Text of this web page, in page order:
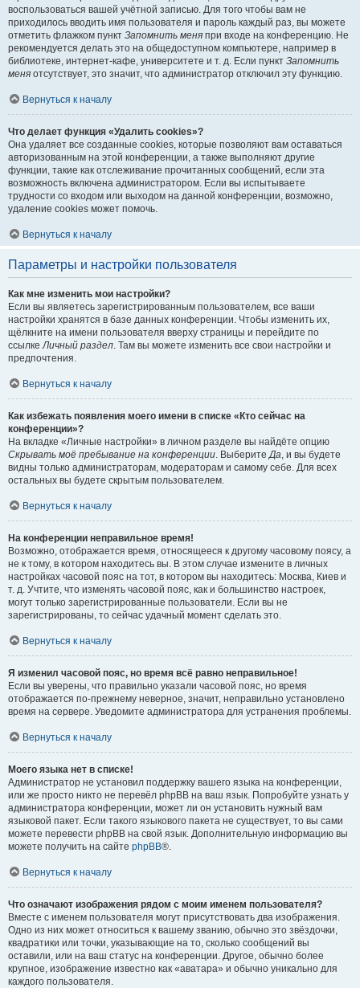
воспользоваться вашей учётной записью. Для того чтобы вам не
приходилось вводить имя пользователя и пароль каждый раз, вы можете
отметить флажком пункт Запомнить меня при входе на конференцию. Не
рекомендуется делать это на общедоступном компьютере, например в
библиотеке, интернет-кафе, университете и т. д. Если пункт Запомнить
меня отсутствует, это значит, что администратор отключил эту функцию.
Вернуться к началу
Что делает функция «Удалить cookies»?
Она удаляет все созданные cookies, которые позволяют вам оставаться
авторизованным на этой конференции, а также выполняют другие
функции, такие как отслеживание прочитанных сообщений, если эта
возможность включена администратором. Если вы испытываете
трудности со входом или выходом на данной конференции, возможно,
удаление cookies может помочь.
Вернуться к началу
Параметры и настройки пользователя
Как мне изменить мои настройки?
Если вы являетесь зарегистрированным пользователем, все ваши
настройки хранятся в базе данных конференции. Чтобы изменить их,
щёлкните на имени пользователя вверху страницы и перейдите по
ссылкеЛичный раздел. Там вы можете изменить все свои настройки и
предпочтения.
Вернуться к началу
Как избежать появления моего имени в списке «Кто сейчас на
конференции»?
На вкладке «Личные настройки» в личном разделе вы найдёте опцию
Скрывать моё пребывание на конференции. ВыберитеДа, и вы будете
видны только администраторам, модераторам и самому себе. Для всех
остальных вы будете скрытым пользователем.
Вернуться к началу
На конференции неправильное время!
Возможно, отображается время, относящееся к другому часовому поясу, а
не к тому, в котором находитесь вы. В этом случае измените в личных
настройках часовой пояс на тот, в котором вы находитесь: Москва, Киев и
т. д. Учтите, что изменять часовой пояс, как и большинство настроек,
могут только зарегистрированные пользователи. Если вы не
зарегистрированы, то сейчас удачный момент сделать это.
Вернуться к началу
Я изменил часовой пояс, но время всё равно неправильное!
Если вы уверены, что правильно указали часовой пояс, но время
отображается по-прежнему неверное, значит, неправильно установлено
время на сервере. Уведомите администратора для устранения проблемы.
Вернуться к началу
Моего языка нет в списке!
Администратор не установил поддержку вашего языка на конференции,
или же просто никто не перевёл phpBB на ваш язык. Попробуйте узнать у
администратора конференции, может ли он установить нужный вам
языковой пакет. Если такого языкового пакета не существует, то вы сами
можете перевести phpBB на свой язык. Дополнительную информацию вы
можете получить на сайте phpBB®.
Вернуться к началу
Что означают изображения рядом с моим именем пользователя?
Вместе с именем пользователя могут присутствовать два изображения.
Одно из них может относиться к вашему званию, обычно это звёздочки,
квадратики или точки, указывающие на то, сколько сообщений вы
оставили, или на ваш статус на конференции. Другое, обычно более
крупное, изображение известно как «аватара» и обычно уникально для
каждого пользователя.